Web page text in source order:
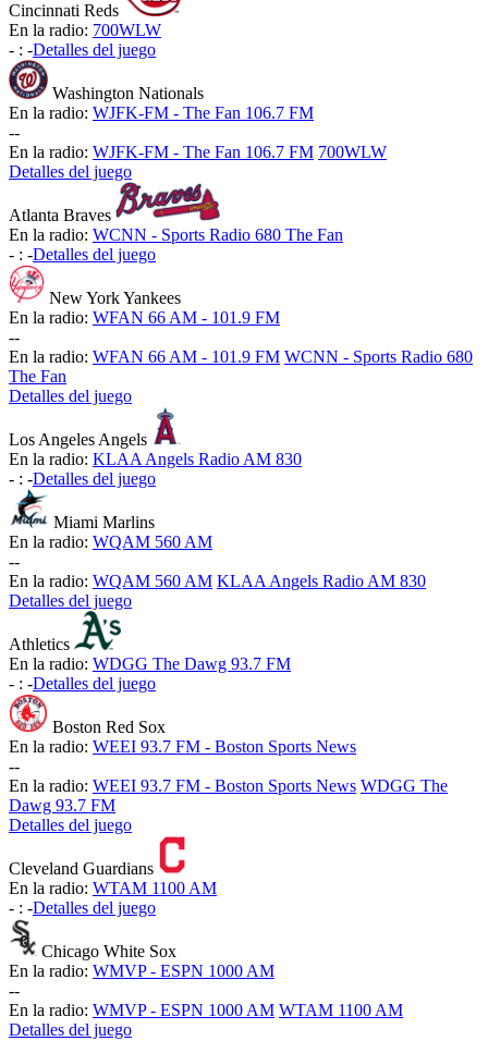
Cincinnati Reds
En la radio: 700WLW
- : -Detalles del juego
Washington Nationals
En la radio: WJFK-FM - The Fan 106.7 FM
--
En la radio: WJFK-FM - The Fan 106.7 FM 700WLW
Detalles del juego
Atlanta Braves
En la radio: WCNN - Sports Radio 680 The Fan
- : -Detalles del juego
New York Yankees
En la radio: WFAN 66 AM - 101.9 FM
--
En la radio: WFAN 66 AM - 101.9 FM WCNN - Sports Radio 680
The Fan
Detalles del juego
Los Angeles Angels
En la radio: KLAA Angels Radio AM 830
- : -Detalles del juego
Miami Marlins
En la radio: WQAM 560 AM
--
En la radio: WQAM 560 AM KLAA Angels Radio AM 830
Detalles del juego
Athletics
En la radio: WDGG The Dawg 93.7 FM
- : -Detalles del juego
Boston Red Sox
En la radio: WEEI 93.7 FM - Boston Sports News
--
En la radio: WEEI 93.7 FM - Boston Sports News WDGG The
Dawg 93.7 FM
Detalles del juego
Cleveland Guardians
En la radio: WTAM 1100 AM
- : -Detalles del juego
Chicago White Sox
En la radio: WMVP - ESPN 1000 AM
--
En la radio: WMVP - ESPN 1000 AM WTAM 1100 AM
Detalles del juego